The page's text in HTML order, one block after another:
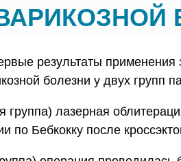
результаты
болезни у двух групп
группа) лазерная
по Бебкокку после